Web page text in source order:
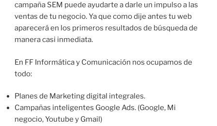
campaña SEM puede ayudarte a darle un impulso a las
ventas de tu negocio. Ya que como dije antes tu web
aparecerá en los primeros resultados de búsqueda de
manera casi inmediata.
En FF Informática y Comunicación nos ocupamos de
todo:
Planes de Marketing digital integrales.
Campañas inteligentes Google Ads. (Google, Mi
negocio, Youtube y Gmail)